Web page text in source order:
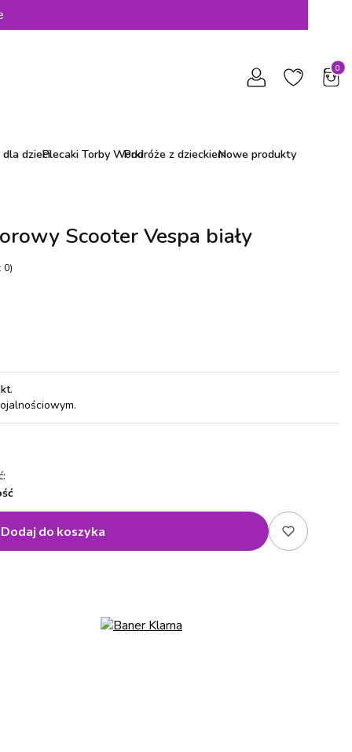
dzieciPlecaki Torby WorkiPodróże z dzieckiemNowe produkty
Scooter Vespa biały
0)
.
Dodaj do koszyka